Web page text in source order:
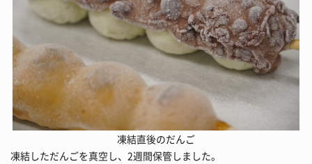
凍結直後のだんご
凍結しただんごを真空し、2週間保管しました。